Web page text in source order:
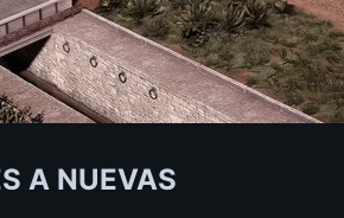
A NUEVAS